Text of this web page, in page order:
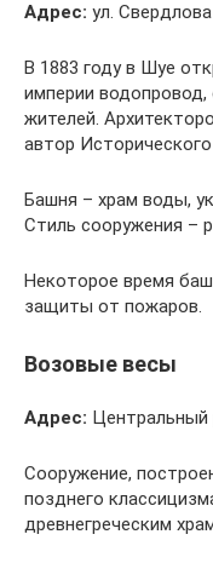
Адрес: ул.
В 1883 году в Шуе
империи
жителей.
автор
Башня – храм воды,
Стиль сооружения –
Некоторое время
защиты от пожаров.
Возовые весы
Адрес:
Сооружение,
позднего
древнегреческим